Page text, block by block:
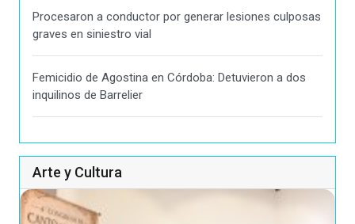
Procesaron a conductor por generar lesiones culposas
graves en siniestro vial
Femicidio de Agostina en Córdoba: Detuvieron a dos
inquilinos de Barrelier
Arte y Cultura